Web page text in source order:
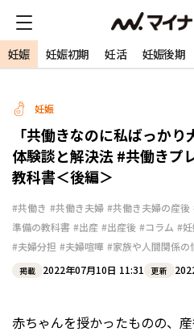
妊娠 妊娠初期 妊活 妊娠後期
妊娠
「共働きなのに私ばっか
体験談と解決法 #共働きプ
教科書＜後編＞
#共働き #共働き夫婦 #共働き夫婦の産後
準備の教科書 #出産 #出産後 #コラム #
#夫婦分担 #夫婦喧嘩 #家族や人間関係の
掲載 2022年07月10日 11:31 更新
赤ちゃんを授かったものの、